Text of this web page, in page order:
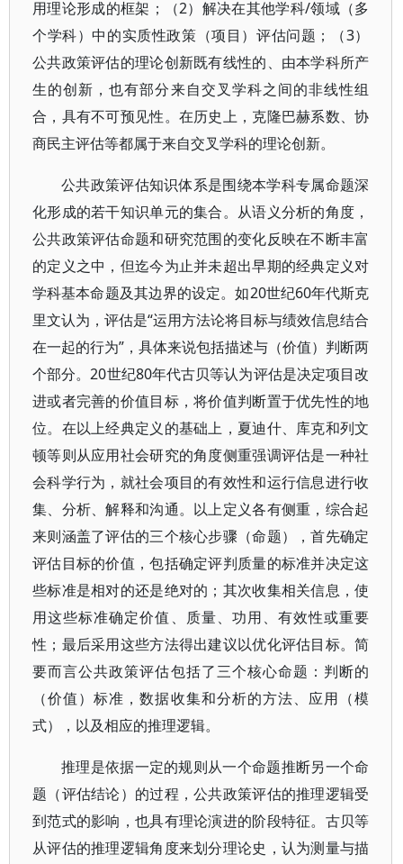
用理论形成的框架；（2）解决在其他学科/领域（多
个学科）中的实质性政策（项目）评估问题；（3）
公共政策评估的理论创新既有线性的、由本学科所产
生的创新，也有部分来自交叉学科之间的非线性组
合，具有不可预见性。在历史上，克隆巴赫系数、协
商民主评估等都属于来自交叉学科的理论创新。
公共政策评估知识体系是围绕本学科专属命题深
化形成的若干知识单元的集合。从语义分析的角度，
公共政策评估命题和研究范围的变化反映在不断丰富
的定义之中，但迄今为止并未超出早期的经典定义对
学科基本命题及其边界的设定。如20世纪60年代斯克
里文认为，评估是“运用方法论将目标与绩效信息结合
在一起的行为”，具体来说包括描述与（价值）判断两
个部分。20世纪80年代古贝等认为评估是决定项目改
进或者完善的价值目标，将价值判断置于优先性的地
位。在以上经典定义的基础上，夏迪什、库克和列文
顿等则从应用社会研究的角度侧重强调评估是一种社
会科学行为，就社会项目的有效性和运行信息进行收
集、分析、解释和沟通。以上定义各有侧重，综合起
来则涵盖了评估的三个核心步骤（命题），首先确定
评估目标的价值，包括确定评判质量的标准并决定这
些标准是相对的还是绝对的；其次收集相关信息，使
用这些标准确定价值、质量、功用、有效性或重要
性；最后采用这些方法得出建议以优化评估目标。简
要而言公共政策评估包括了三个核心命题：判断的
（价值）标准，数据收集和分析的方法、应用（模
式），以及相应的推理逻辑。
推理是依据一定的规则从一个命题推断另一个命
题（评估结论）的过程，公共政策评估的推理逻辑受
到范式的影响，也具有理论演进的阶段特征。古贝等
从评估的推理逻辑角度来划分理论史，认为测量与描